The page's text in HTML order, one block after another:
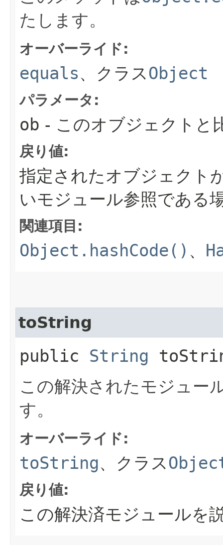
たします。
オーバーライド:
equals、クラスObject
パラメータ:
ob - このオブジェクトと
戻り値:
指定されたオブジェクト
いモジュール参照である
関連項目:
Object.hashCode() 、
toString
public String
この解決されたモジュー
す。
オーバーライド:
toString、クラス
戻り値:
この解決済モジュールを